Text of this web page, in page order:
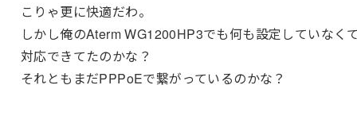
こりゃ更に快適だわ。
しかし俺のAterm WG1200HP3でも何も設定していなく
対応できてたのかな？
それともまだPPPoEで繋がっているのかな？